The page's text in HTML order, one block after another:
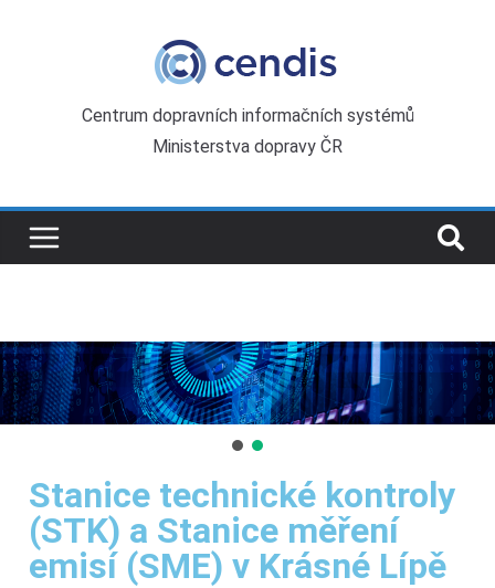
Centrum dopravních informačních systémů
Ministerstva dopravy ČR
Stanice technické kontroly
(STK) a Stanice měření
emisí (SME) v Krásné Lípě